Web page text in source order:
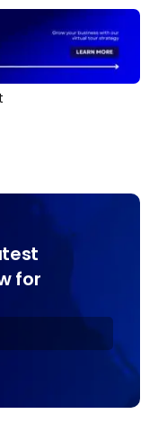
for